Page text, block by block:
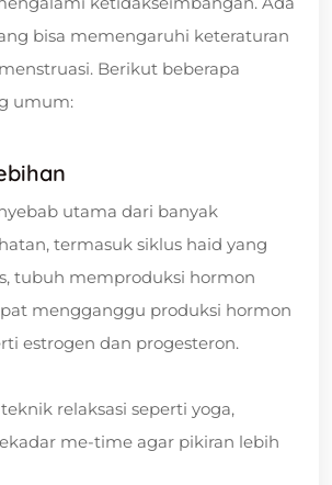
bisa memengaruhi keteraturan
Berikut beberapa
umum:
utama dari banyak
termasuk siklus haid yang
tubuh memproduksi hormon
mengganggu produksi hormon
estrogen dan progesteron.
relaksasi seperti yoga,
me-time agar pikiran lebih